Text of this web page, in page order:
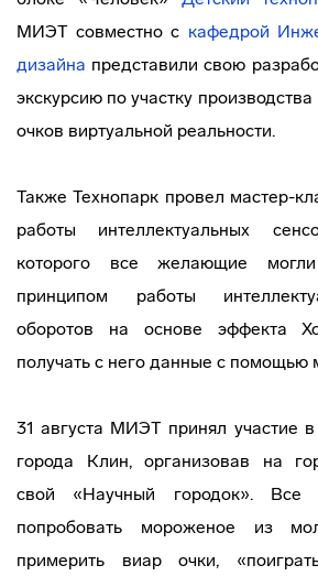
МИЭТ совместно с кафедрой
дизайна представили свою
экскурсию по участку
очков виртуальной реальности.
Также Технопарк провел мастер-
работы интеллектуальных
которого все желающие
принципом работы
оборотов на основе эффекта
получать с него данные с помощью
31 августа МИЭТ принял участие
города Клин, организовав на
свой «Научный городок». Все
попробовать мороженое из
примерить виар очки,